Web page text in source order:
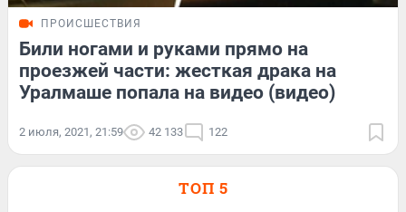
ПРОИСШЕСТВИЯ
Били ногами и руками прямо на
проезжей части: жесткая драка на
Уралмаше попала на видео (видео)
2 июля, 2021, 21:59 42 133 122
ТОП 5